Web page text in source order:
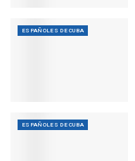
ESPAÑOLES DE CUBA
ESPAÑOLES DE CUBA